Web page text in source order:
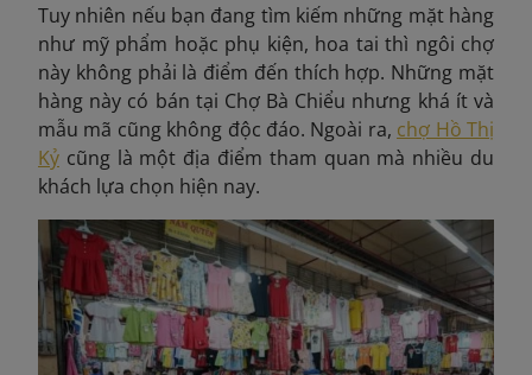
Tuy nhiên nếu bạn đang tìm kiếm những mặt hàng
như mỹ phẩm hoặc phụ kiện, hoa tai thì ngôi chợ
này không phải là điểm đến thích hợp. Những mặt
hàng này có bán tại Chợ Bà Chiểu nhưng khá ít và
mẫu mã cũng không độc đáo. Ngoài ra, chợ Hồ Thị
Kỷ cũng là một địa điểm tham quan mà nhiều du
khách lựa chọn hiện nay.